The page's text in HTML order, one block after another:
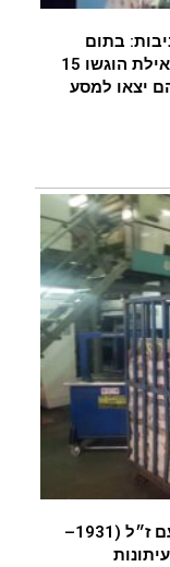
בתום
חקירה מאומצת של חוקרי המשטרה באילת הוגשו 15
יצאו למסע
העיר אילת תיפרד ( חמישי) מיצחק נועם ז״ל (1931–